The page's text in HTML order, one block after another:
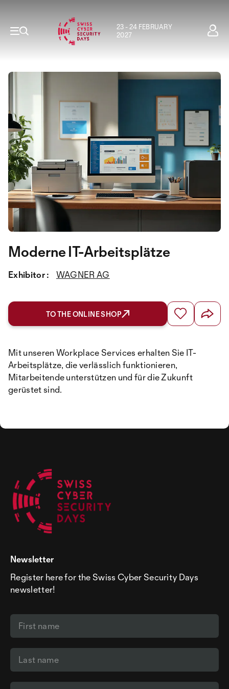
23 - 24 FEBRUARY
2027
Moderne IT-Arbeitsplätze
Exhibitor : WAGNER AG
TO THE ONLINE SHOP
Mit unseren Workplace Services erhalten Sie IT-
Arbeitsplätze, die verlässlich funktionieren,
Mitarbeitende unterstützen und für die Zukunft
gerüstet sind.
Newsletter
Register here for the Swiss Cyber Security Days
newsletter!